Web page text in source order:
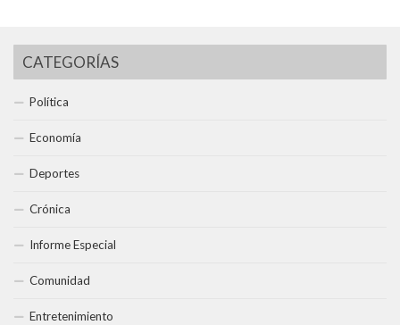
CATEGORÍAS
Política
Economía
Deportes
Crónica
Informe Especial
Comunidad
Entretenimiento